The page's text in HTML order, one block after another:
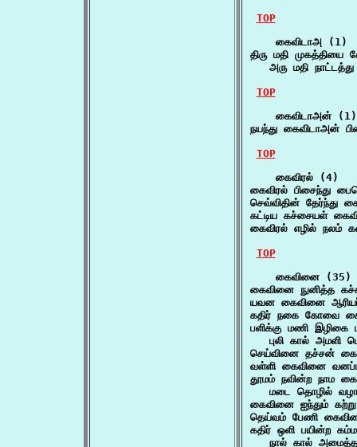
TOP
    கைவிடாஅ (1)
திரு மதி முகத்தியை
அரு மதி
TOP
    கைவிடாஅன் (1)
நயந்து கைவிடாஅன்
TOP
    கைவிரல் (4)
கைவிரல் பிசைந்து
செவ்விதின் தேர்ந்து
கட்டிய கச்சையள்
கைவிரல் எழில்
TOP
    கைவினை (35)
கைவினை நுனித்த
யவன கைவினை
கதிர் நகை கோவை
பளிக்கு மணி
புலி கால் அமளி
செய்வினை தச்சன்
வள்ளி கைவினை
தூமம் நவின்ற நாம
மடை தொழில்
கைவினை ஐந்தும்
தெய்வம் பேணி
கதிர் ஒளி பயின்ற
நால் கால்